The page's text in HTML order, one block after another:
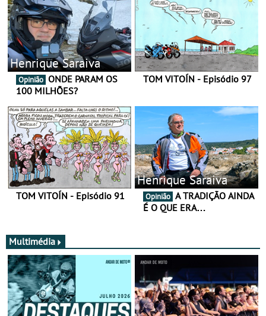
Henrique Saraiva
Opinião
100 MILHÕES?
TOM VITOÍN - Episódio 97
TOM VITOÍN - Episódio 91
Henrique Saraiva
Opinião
É O QUE ERA…
Multimédia